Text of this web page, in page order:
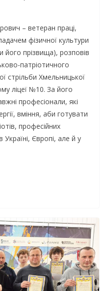
– ветеран праці,
фізичної культури
його прізвища), розповів
патріотичного
стрільби Хмельницької
ліцеї №10. За його
професіонали, які
вміння, аби готувати
професійних
Україні, Європі, але й у